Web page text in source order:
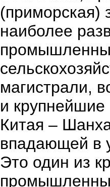
(приморская)
наиболее
магистрали,
и
Китая –
впадающей в
Это один из